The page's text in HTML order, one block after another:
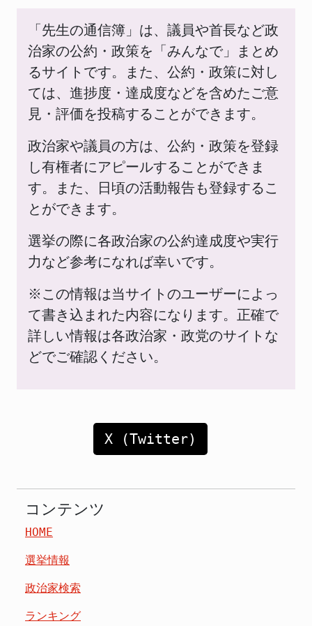
「先生の通信簿」は、議員や首長など政
治家の公約・政策を「みんなで」まとめ
るサイトです。また、公約・政策に対し
ては、進捗度・達成度などを含めたご意
見・評価を投稿することができます。
政治家や議員の方は、公約・政策を登録
し有権者にアピールすることができま
す。また、日頃の活動報告も登録するこ
とができます。
選挙の際に各政治家の公約達成度や実行
力など参考になれば幸いです。
※この情報は当サイトのユーザーによっ
て書き込まれた内容になります。正確で
詳しい情報は各政治家・政党のサイトな
どでご確認ください。
X (Twitter)
コンテンツ
HOME
選挙情報
政治家検索
ランキング